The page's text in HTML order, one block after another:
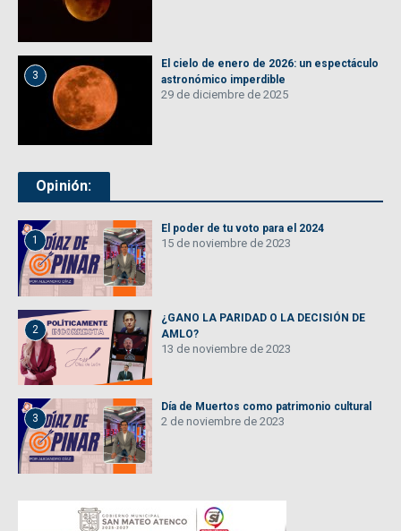
3
El cielo de enero de 2026: un espectáculo
astronómico imperdible
29 de diciembre de 2025
Opinión:
1
El poder de tu voto para el 2024
15 de noviembre de 2023
2
¿GANO LA PARIDAD O LA DECISIÓN DE
AMLO?
13 de noviembre de 2023
3
Día de Muertos como patrimonio cultural
2 de noviembre de 2023